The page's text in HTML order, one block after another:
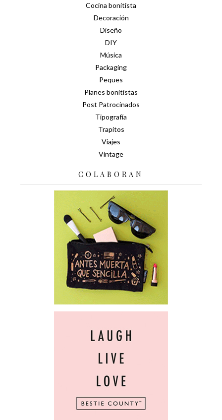
Cocina bonitista
Decoración
Diseño
DIY
Música
Packaging
Peques
Planes bonitistas
Post Patrocinados
Tipografía
Trapitos
Viajes
Vintage
COLABORAN